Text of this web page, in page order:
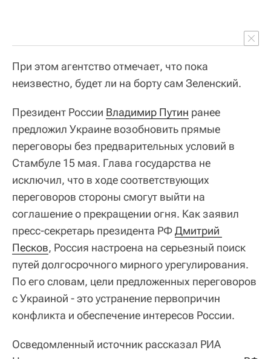
При этом агентство отмечает, что пока
неизвестно, будет ли на борту сам Зеленский.
Президент России Владимир Путин ранее
предложил Украине возобновить прямые
переговоры без предварительных условий в
Стамбуле 15 мая. Глава государства не
исключил, что в ходе соответствующих
переговоров стороны смогут выйти на
соглашение о прекращении огня. Как заявил
пресс-секретарь президента РФДмитрий
Песков, Россия настроена на серьезный поиск
путей долгосрочного мирного урегулирования.
По его словам, цели предложенных переговоров
с Украиной - это устранение первопричин
конфликта и обеспечение интересов России.
Осведомленный источник рассказал РИА